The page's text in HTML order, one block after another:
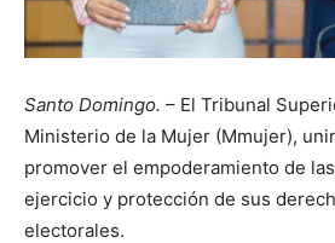
Santo Domingo. – El Tribunal
Ministerio de la Mujer (Mmujer),
promover el empoderamiento de
ejercicio y protección de sus
electorales.